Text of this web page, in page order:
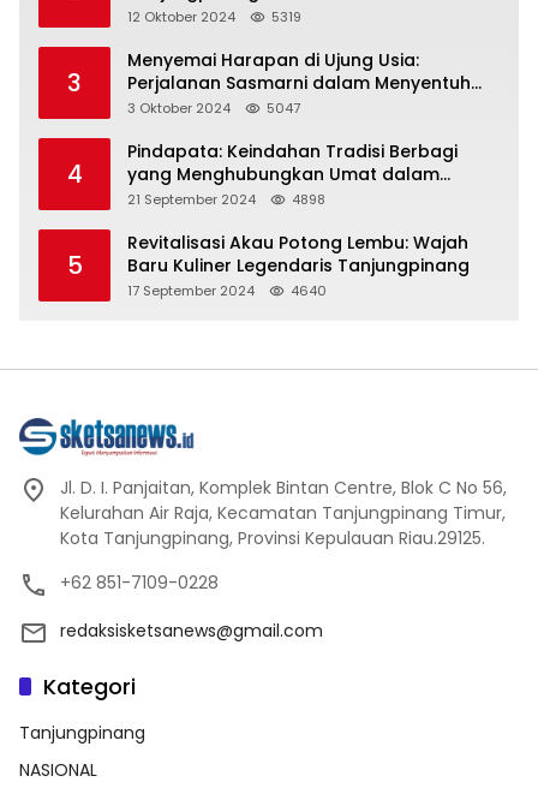
Representasi
12 Oktober 2024 5319
3
Menyemai Harapan di Ujung Usia:
Perjalanan Sasmarni dalam Menyentuh
Hati dan Jiwa
3 Oktober 2024 5047
4
Pindapata: Keindahan Tradisi Berbagi
yang Menghubungkan Umat dalam
Spiritualitas dan Kebersamaan dalam
21 September 2024 4898
5
Revitalisasi Akau Potong Lembu: Wajah
Baru Kuliner Legendaris Tanjungpinang
17 September 2024 4640
Jl. D. I. Panjaitan, Komplek Bintan Centre, Blok C No 56,
Kelurahan Air Raja, Kecamatan Tanjungpinang Timur,
Kota Tanjungpinang, Provinsi Kepulauan Riau.29125.
+62 851-7109-0228
redaksisketsanews@gmail.com
Kategori
Tanjungpinang
NASIONAL